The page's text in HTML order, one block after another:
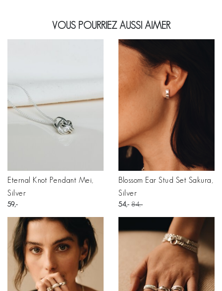
VOUS POURRIEZ AUSSI AIMER
Eternal Knot Pendant Mei,
Silver
59
Blossom Ear Stud Set Sakura,
Silver
54 84